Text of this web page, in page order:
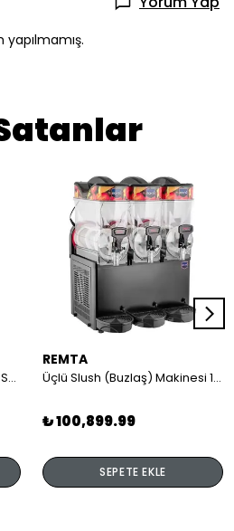
Kuzine Sanayi Tipi Fırınlı 700 Seri Gazlı 4 Açık Ateş 80x70x85 (Lp)-2X6Kw+2X7,5Kw+6Kw Elektrikli Fırın
REMTA
Üçlü Slush (Buzlaş) Makinesi 12+12+12 lt
₺ 100,899.99
SEPETE EKLE